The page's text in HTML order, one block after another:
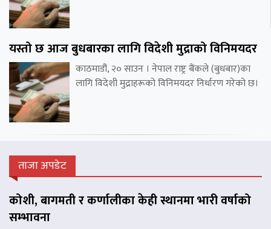
यस्तो छ आज बुधबारका लागि विदेशी मुद्राको विनिमयदर
काठमाडौं, २० साउन । नेपाल राष्ट्र बैंकले (बुधबार)का
लागि विदेशी मुद्राहरूको विनिमयदर निर्धारण गरेको छ।
ताजा अपडेट
कोशी, बागमती र कर्णालीका केही स्थानमा भारी वर्षाको
सम्भावना